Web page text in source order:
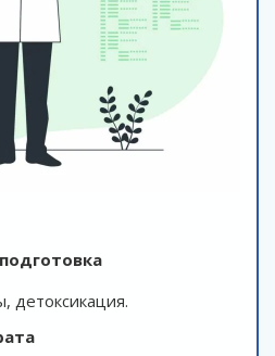
детоксикация.